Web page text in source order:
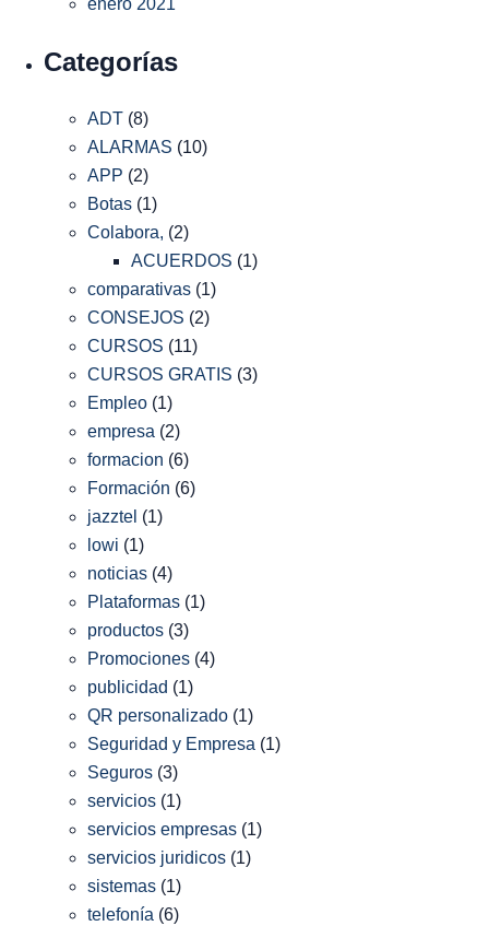
enero 2021
Categorías
ADT (8)
ALARMAS (10)
APP (2)
Botas (1)
Colabora, (2)
ACUERDOS (1)
comparativas (1)
CONSEJOS (2)
CURSOS (11)
CURSOS GRATIS (3)
Empleo (1)
empresa (2)
formacion (6)
Formación (6)
jazztel (1)
lowi (1)
noticias (4)
Plataformas (1)
productos (3)
Promociones (4)
publicidad (1)
QR personalizado (1)
Seguridad y Empresa (1)
Seguros (3)
servicios (1)
servicios empresas (1)
servicios juridicos (1)
sistemas (1)
telefonía (6)